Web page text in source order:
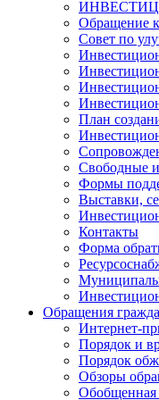
Обращение
Совет по
План
Свободные
Формы
Выставки,
Контакты
Форма
Обращения
Интернет-
Порядок и
Порядок
Обзоры
Обобщенная